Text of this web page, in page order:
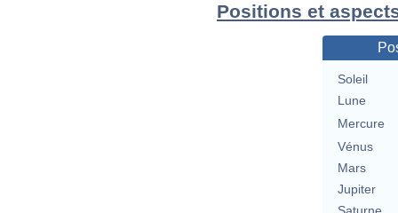
Positions et
Soleil
Lune
Mercure
Vénus
Mars
Jupiter